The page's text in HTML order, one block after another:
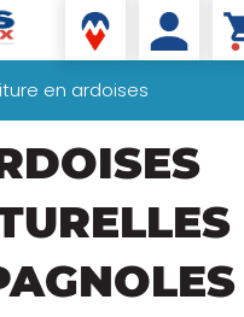
Denis matériaux
en ardoises